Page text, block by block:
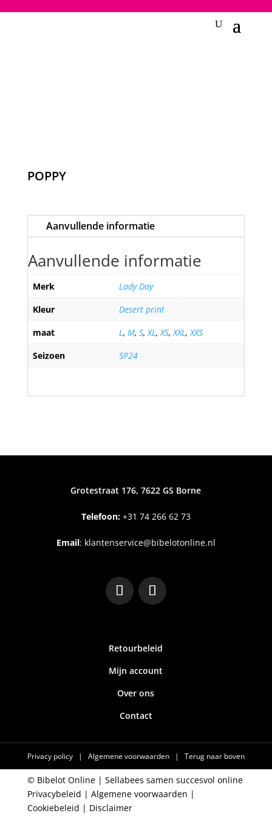
POPPY
Aanvullende informatie
Aanvullende informatie
Merk
Lady Day
Kleur
Desert print
maat
L, M, S,XL,XS,XXL,XXS
Seizoen
SP24
Grotestraat 176, 7622 GS Borne
Telefoon:+31 74 266 62 73
Email: klantenservice@bibelotonline.nl
Retourbeleid
Mijn account
Over ons
Contact
Privacy policy | Algemene voorwaarden | Terug naar boven
© Bibelot Online | Sellabees samen succesvol online
Privacybeleid | Algemene voorwaarden |
Cookiebeleid | Disclaimer